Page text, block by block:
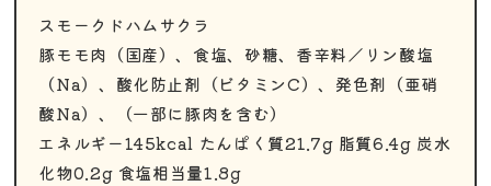
スモークドハムサクラ
豚モモ肉（国産）、食塩、砂糖、香辛料／リン酸塩
（Na）、酸化防止剤（ビタミンC）、発色剤（亜硝
酸Na）、（一部に豚肉を含む）
エネルギー145kcal たんぱく質21.7g 脂質6.4g 炭水
化物0.2g 食塩相当量1.8g